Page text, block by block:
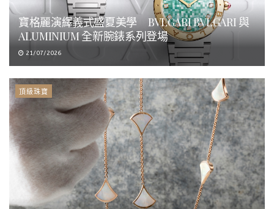
寶格麗演繹義式盛夏美學 BVLGARI BVLGARI 與
ALUMINIUM 全新腕錶系列登場
21/07/2026
頂級珠寶